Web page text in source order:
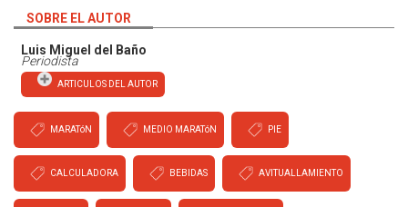
SOBRE EL AUTOR
Luis Miguel del Baño
Periodista
ARTICULOS DEL AUTOR
MARATóN MEDIO MARATóN PIE
CALCULADORA BEBIDAS AVITUALLAMIENTO